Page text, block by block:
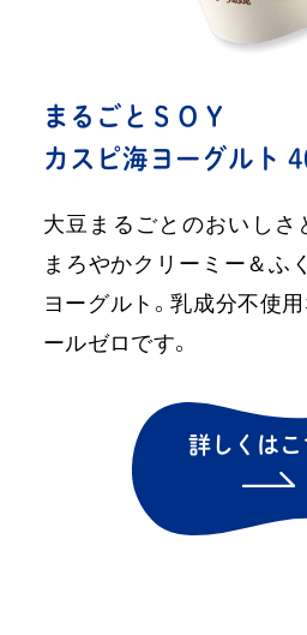
まるごとＳＯＹ
カスピ海ヨーグルト
大豆まるごとのおいしさ
まろやかクリーミー＆ふ
ヨーグルト。乳成分不使
ールゼロです。
詳しくはこ